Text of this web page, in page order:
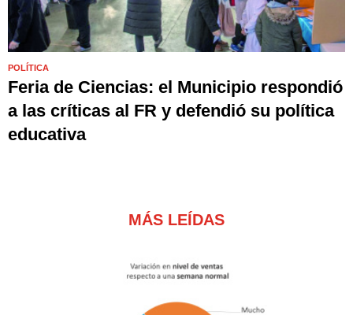
POLÍTICA
Feria de Ciencias: el Municipio respondió
a las críticas al FR y defendió su política
educativa
MÁS LEÍDAS